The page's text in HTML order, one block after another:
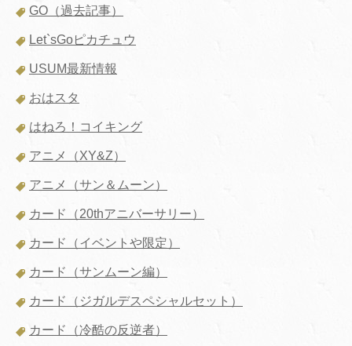
GO（過去記事）
Let`sGoピカチュウ
USUM最新情報
おはスタ
はねろ！コイキング
アニメ（XY&Z）
アニメ（サン＆ムーン）
カード（20thアニバーサリー）
カード（イベントや限定）
カード（サンムーン編）
カード（ジガルデスペシャルセット）
カード（冷酷の反逆者）